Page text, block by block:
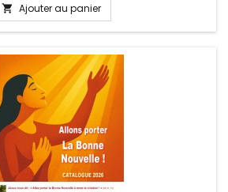
 Ajouter au panier